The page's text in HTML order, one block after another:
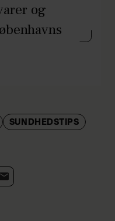
og
fokuserer
og
hun deler
ernæring
SUNDHEDSTIPS